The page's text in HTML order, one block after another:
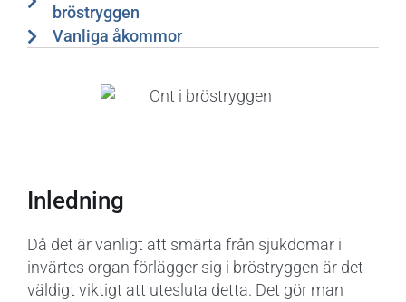
bröstryggen
Vanliga åkommor
Inledning
Då det är vanligt att smärta från sjukdomar i
invärtes organ förlägger sig i bröstryggen är det
väldigt viktigt att utesluta detta. Det gör man